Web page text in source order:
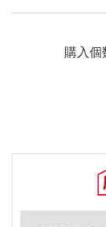
購入個